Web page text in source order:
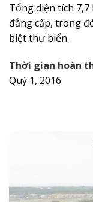
Tổng diện tích 7,7
đẳng cấp, trong
biệt thự biển.
Thời gian hoàn
Quý 1, 2016